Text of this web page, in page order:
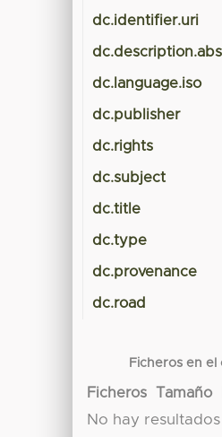
dc.identifier.uri
dc.language.iso
dc.publisher
dc.rights
dc.subject
dc.title
dc.type
dc.provenance
dc.road
Ficheros en el
Ficheros Tamaño
No hay